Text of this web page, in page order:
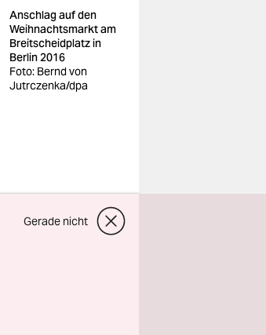
Anschlag auf den
Weihnachtsmarkt am
Breitscheidplatz in
Berlin 2016
Foto: Bernd von
Jutrczenka/dpa
Gerade nicht